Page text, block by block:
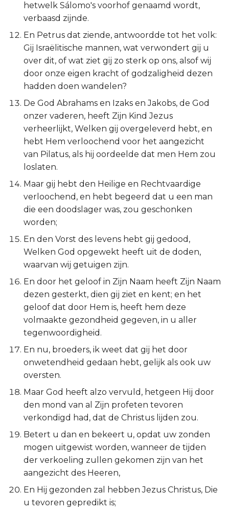
Hooglied
Jesaja
Klaagliederen
Ezechiël
Daniël
Hoséa
Joël
Amos
Jona
Micha
Nahum
Hábakuk
Zacharía
Maleáchi
hetwelk Sálomo's voorhof genaamd wordt,
verbaasd zijnde.
En Petrus dat ziende, antwoordde tot het volk:
Gij Israëlitische mannen, wat verwondert gij u
over dit, of wat ziet gij zo sterk op ons, alsof wij
door onze eigen kracht of godzaligheid dezen
hadden doen wandelen?
De God Abrahams en Izaks en Jakobs, de God
onzer vaderen, heeft Zijn Kind Jezus
verheerlijkt, Welken gij overgeleverd hebt, en
hebt Hem verloochend voor het aangezicht
van Pilatus, als hij oordeelde dat men Hem zou
loslaten.
Maar gij hebt den Heilige en Rechtvaardige
verloochend, en hebt begeerd dat u een man
die een doodslager was, zou geschonken
worden;
En den Vorst des levens hebt gij gedood,
Welken God opgewekt heeft uit de doden,
waarvan wij getuigen zijn.
En door het geloof in Zijn Naam heeft Zijn Naam
dezen gesterkt, dien gij ziet en kent; en het
geloof dat door Hem is, heeft hem deze
volmaakte gezondheid gegeven, in u aller
tegenwoordigheid.
En nu, broeders, ik weet dat gij het door
onwetendheid gedaan hebt, gelijk als ook uw
oversten.
Maar God heeft alzo vervuld, hetgeen Hij door
den mond van al Zijn profeten tevoren
verkondigd had, dat de Christus lijden zou.
Betert u dan en bekeert u, opdat uw zonden
mogen uitgewist worden, wanneer de tijden
der verkoeling zullen gekomen zijn van het
aangezicht des Heeren,
En Hij gezonden zal hebben Jezus Christus, Die
u tevoren gepredikt is;